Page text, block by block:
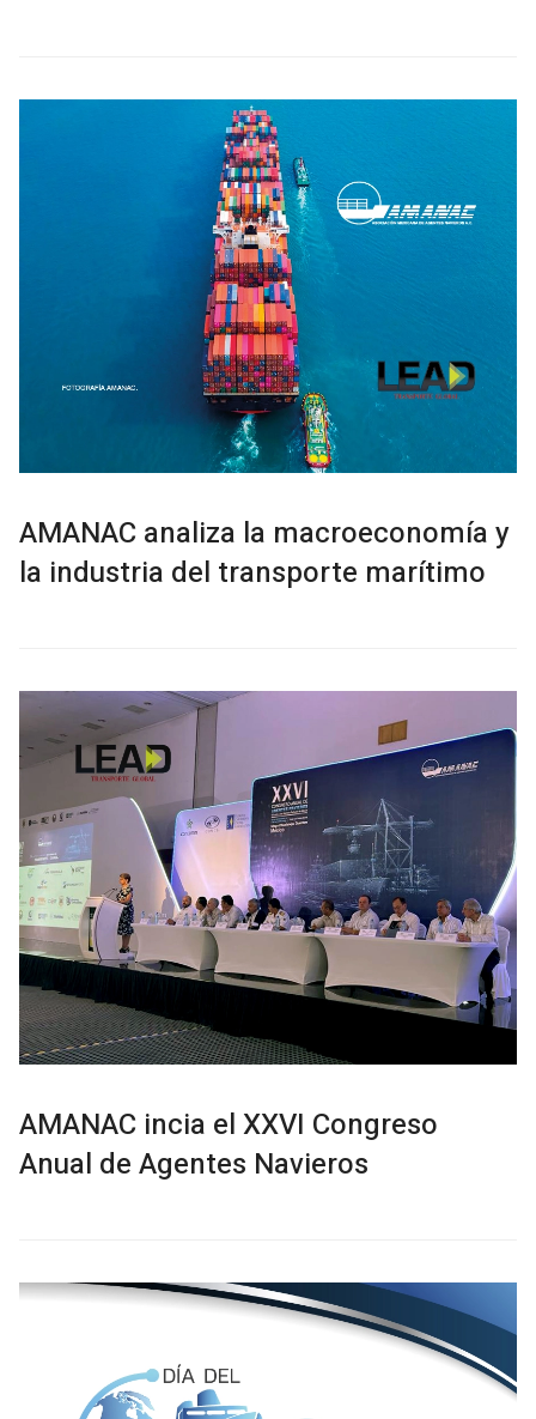
AMANAC analiza la macroeconomía y
la industria del transporte marítimo
AMANAC incia el XXVI Congreso
Anual de Agentes Navieros